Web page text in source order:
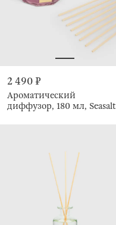
2 490 ₽
Ароматический
диффузор, 180 мл, Seasalt